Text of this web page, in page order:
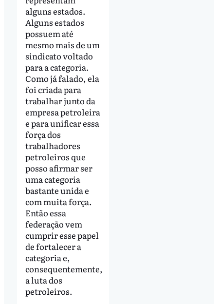
alguns estados.
Alguns estados
possuem até
mesmo mais de um
sindicato voltado
para a categoria.
Como já falado, ela
foi criada para
trabalhar junto da
empresa petroleira
e para unificar essa
força dos
trabalhadores
petroleiros que
posso afirmar ser
uma categoria
bastante unida e
com muita força.
Então essa
federação vem
cumprir esse papel
de fortalecer a
categoria e,
consequentemente,
a luta dos
petroleiros.